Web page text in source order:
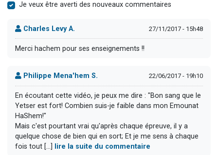
Je veux être averti des nouveaux commentaires
Charles Levy A. 27/11/2017 - 15h48
Merci hachem pour ses enseignements !!
Philippe Mena'hem S. 22/06/2017 - 19h10
En écoutant cette vidéo, je peux me dire : "Bon sang que le
Yetser est fort! Combien suis-je faible dans mon Emounat
HaShem!"
Mais c'est pourtant vrai qu'après chaque épreuve, il y a
quelque chose de bien qui en sort; Et je me sens à chaque
fois tout [...]
lire la suite du commentaire